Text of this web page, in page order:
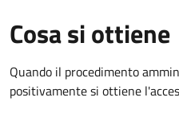
Cosa si ottiene
Quando il procedimento
positivamente si ottiene